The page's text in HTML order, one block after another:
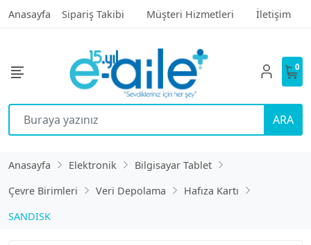
Anasayfa Sipariş Takibi Müşteri Hizmetleri İletişim
ARA
0
Anasayfa Elektronik
Bilgisayar Tablet
Çevre Birimleri
Veri Depolama
Hafıza Kartı
SANDISK